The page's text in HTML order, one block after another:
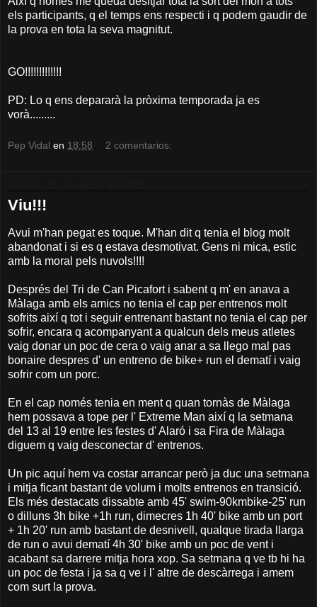
els participants, q el temps ens respecti i q podem gaudir de
la prova en tota la seva magnitut.
GO!!!!!!!!!!!!!
PD: Lo q ens depararà la pròxima temporada ja es
vorà.........
Pep Vidal en 18:58 2 comentarios:
Viu!!!
Avui m'han pegat es toque. M'han dit q tenia el blog molt
abandonat i si es q estava desmotivat. Gens ni mica, estic
amb la moral pels nuvols!!!!
Després del Tri de Can Picafort i sabent q m' en anava a
Màlaga amb els amics no tenia el cap per entrenos molt
sofrits així q tot i seguir entrenant bastant no tenia el cap per
sofrir, encara q acompanyant a qualcun dels meus atletes
vaig donar un poc de cera o vaig anar a sa llego mal pas
bonaire despres d' un entreno de bike+ run el dematí i vaig
sofrir com un porc.
En el cap només tenia en ment q quan tornàs de Màlaga
hem possava a tope per l' Extreme Man així q la setmana
del 13 al 19 entre les festes d' Alaró i sa Fira de Màlaga
diguem q vaig desconectar d' entrenos.
Un pic aquí hem va costar arrancar però ja duc una setmana
i mitja ficant bastant de volum i molts entrenos en transició.
Els més destacats dissabte amb 45' swim-90kmbike-25' run
o dilluns 3h bike +1h run, dimecres 1h 40' bike amb un port
+ 1h 20' run amb bastant de desnivell, qualque tirada llarga
de run o avui dematí 4h 30' bike amb un poc de vent i
acabant sa darrere mitja hora xop. Sa setmana q ve tb hi ha
un poc de festa i ja sa q ve i l' altre de descàrrega i amem
com surt la prova.